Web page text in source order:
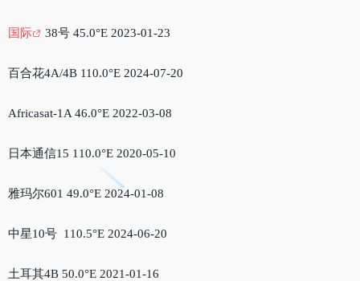
国际 38号 45.0°E 2023-01-23
百合花4A/4B 110.0°E 2024-07-20
Africasat-1A 46.0°E 2022-03-08
日本通信15 110.0°E 2020-05-10
雅玛尔601 49.0°E 2024-01-08
中星10号 110.5°E 2024-06-20
土耳其4B 50.0°E 2021-01-16